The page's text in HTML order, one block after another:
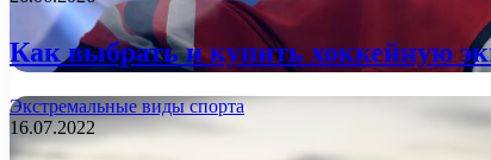
Как выбрать и купить хоккейную
Экстремальные виды спорта
16.07.2022